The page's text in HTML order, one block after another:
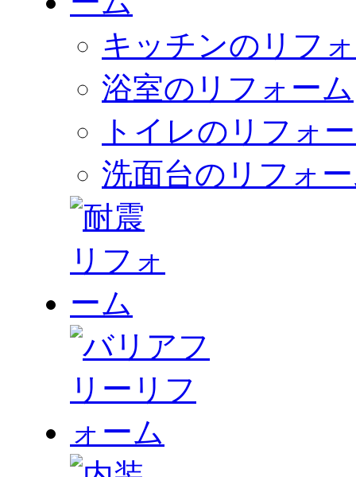
キッチンのリフ
浴室のリフォーム
トイレのリフォ
洗面台のリフォ